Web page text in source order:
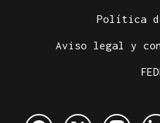
Política
Aviso legal y